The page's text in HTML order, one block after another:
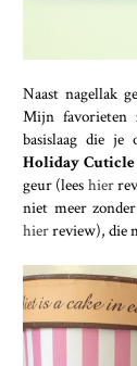
Naast nagellak
Mijn favorieten
basislaag die je
Holiday
geur (lees hier
niet meer
hierreview), die